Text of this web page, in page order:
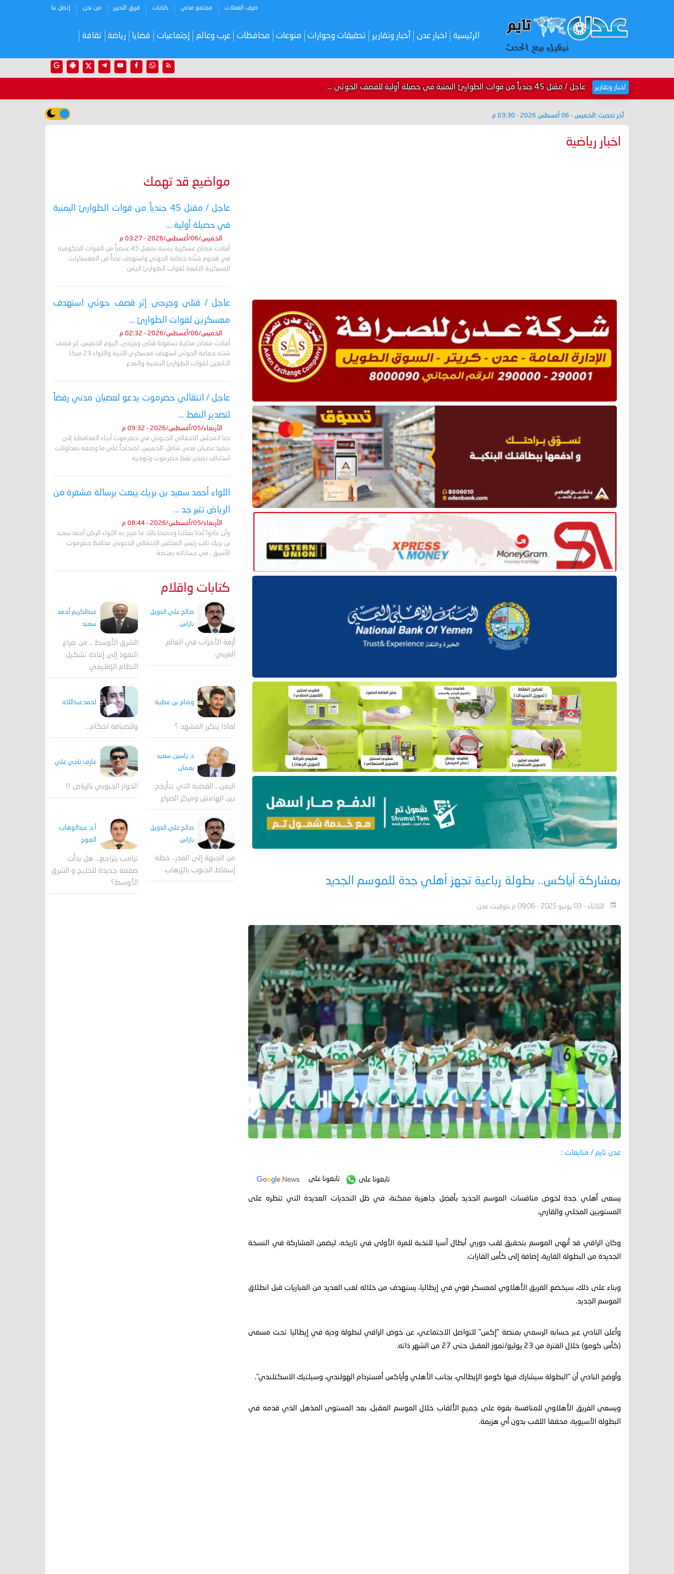
صرف العملات مجتمع مدني كتابات فريق التحرير من نحن إتصل بنا
الرئيسية اخبار عدن أخبار وتقارير تحقيقات وحوارات منوعات محافظات عرب وعالم إجتماعيات قضايا رياضة ثقافة
اخبار وتقارير عاجل / مقتل 45 جندياً من قوات الطوارئ اليمنية في حصيلة أولية للقصف الحوثي ...
آخر تحديث : الخميس - 06 أغسطس 2026 - 03:30 م
اخبار رياضية
بمشاركة أياكس.. بطولة رباعية تجهز أهلي جدة للموسم الجديد
الثلاثاء - 03 يونيو 2025 - 09:06 م بتوقيت عدن
عدن تايم / متابعات :
تابعونا على تابعونا على
يسعى أهلي جدة لخوض منافسات الموسم الجديد بأفضل جاهزية ممكنة، في ظل التحديات العديدة التي تنظره على
المستويين المحلي والقاري.
وكان الراقي قد أنهى الموسم بتحقيق لقب دوري أبطال آسيا للنخبة للمرة الأولى في تاريخه، ليضمن المشاركة في النسخة
الجديدة من البطولة القارية، إضافة إلى كأس القارات.
وبناء على ذلك، سيخضع الفريق الأهلاوي لمعسكر قوي في إيطاليا، يستهدف من خلاله لعب العديد من المباريات قبل انطلاق
الموسم الجديد.
وأعلن النادي عبر حسابه الرسمي بمنصة "إكس" للتواصل الاجتماعي، عن خوض الراقي لبطولة ودية في إيطاليا تحت مسمى
(كأس كومو) خلال الفترة من 23 يوليو/تموز المقبل حتى 27 من الشهر ذاته.
وأوضح النادي أن "البطولة سيشارك فيها كومو الإيطالي، بجانب الأهلي وأياكس أمستردام الهولندي، وسيلتيك الاسكتلندي".
ويسعى الفريق الأهلاوي للمنافسة بقوة على جميع الألقاب خلال الموسم المقبل، بعد المستوى المذهل الذي قدمه في
البطولة الآسيوية، محققا اللقب بدون أي هزيمة.
مواضيع قد تهمك
عاجل / مقتل 45 جندياً من قوات الطوارئ اليمنية
في حصيلة أولية ...
الخميس/06/أغسطس/2026 - 03:27 م
أفادت مصادر عسكرية يمنية بمقتل 45 عنصراً من القوات الحكومية
في هجوم شنّته جماعة الحوثي واستهدف عدداً من المعسكرات
العسكرية التابعة لقوات الطوارئ اليمن
عاجل / قتلى وجرحى إثر قصف حوثي استهدف
معسكرين لقوات الطوارئ ...
الخميس/06/أغسطس/2026 - 02:32 م
أفادت مصادر محلية بسقوط قتلى وجرحى، اليوم الخميس، إثر قصف
شنته جماعة الحوثي استهدف معسكري الثنية واللواء 23 ميكا
التابعين لقوات الطوارئ اليمنية والمدع
عاجل / انتقالي حضرموت يدعو لعصيان مدني رفضاً
لتصدير النفط ...
الأربعاء/05/أغسطس/2026 - 09:32 م
دعا المجلس الانتقالي الجنوبي في حضرموت أبناء المحافظة إلى
تنفيذ عصيان مدني شامل، الخميس، احتجاجاً على ما وصفه بمحاولات
استئناف تصدير نفط حضرموت وتوجيه
اللواء أحمد سعيد بن بريك يبعث برسالة مشفرة من
الرياض تثير جد ...
الأربعاء/05/أغسطس/2026 - 08:44 م
وأن عادوا عُدنا بعدّتنا وحديدنا ذلك ما صرح به اللواء الركن أحمد سعيد
بن بريك نائب رئيس المجلس الانتقالي الجنوبي محافظ حضرموت
الأسبق ، في حساباته بمنصة
كتابات واقلام
صالح علي الدويل
باراس
أزمة الأحزاب في العالم
العربي
عبدالكريم أحمد
سعيد
الشرق الأوسط .. من صراع
النفوذ إلى إعادة تشكيل
النظام الإقليمي
وضاح بن عطية
لماذا يتكرر المشهد ؟
احمد عبداللاه
وللضيافة احكام…
د. ياسين سعيد
نعمان
اليمن… القضية التي تتأرجح
بين الهامش ومركز الصراع
عارف ناجي علي
الحوار الجنوبي بالرياض !!
صالح علي الدويل
باراس
من الجبهة إلى الغدر.. خطة
إسقاط الجنوب بالإرهاب
أ.د. عبدالوهاب
العوج
ترامب يتراجع... هل بدأت
صفقة جديدة للخليج و الشرق
الأوسط؟